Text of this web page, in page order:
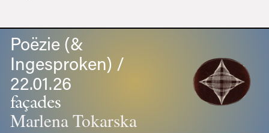
Poëzie (&
Ingesproken) /
22.01.26
façades
Marlena Tokarska